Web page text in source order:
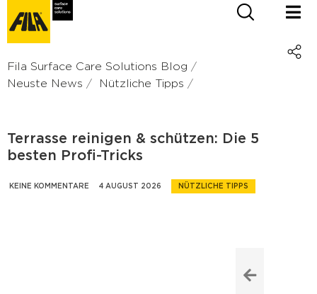
Fila Surface Care Solutions Blog
Neuste News
Nützliche Tipps
Terrasse reinigen & schützen: Die 5
besten Profi-Tricks
KEINE KOMMENTARE 4 AUGUST 2026 NÜTZLICHE TIPPS